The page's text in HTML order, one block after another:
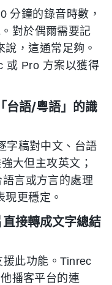
分鐘的錄音時數，
對於偶爾需要記
，這通常足夠。
或 Pro 方案以獲得
台語/粵語」的識
字稿對中文、台語
大但主攻英文；
言或方言的處理
現更穩定。
接轉成文字總結
此功能。Tinrec
播客平台的連